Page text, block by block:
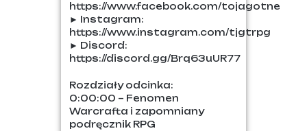
https://www.facebook.com/tojagotne
► Instagram:
https://www.instagram.com/tjgtrpg
► Discord:
https://discord.gg/Brq63uUR77
Rozdziały odcinka:
0:00:00 – Fenomen
Warcrafta i zapomniany
podręcznik RPG